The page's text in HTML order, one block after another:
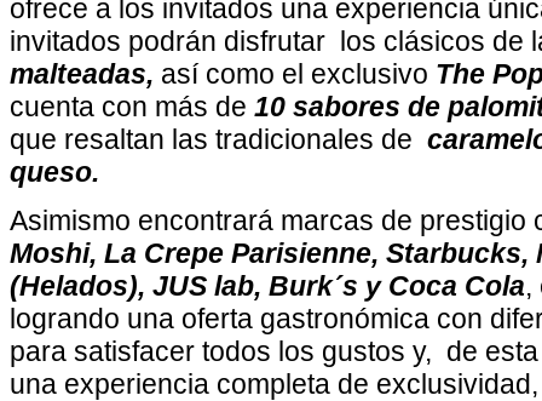
ofrece a los invitados una experiencia
invitados podrán disfrutar los clásicos de
malteadas, así como el exclusivo The
cuenta con más de 10 sabores de
que resaltan las tradicionales de
queso.
Asimismo encontrará marcas de prestigio
Moshi, La Crepe Parisienne, Starbucks,
(Helados), JUS lab, Burk´s y Coca Cola,
logrando una oferta gastronómica con
para satisfacer todos los gustos y, de
una experiencia completa de